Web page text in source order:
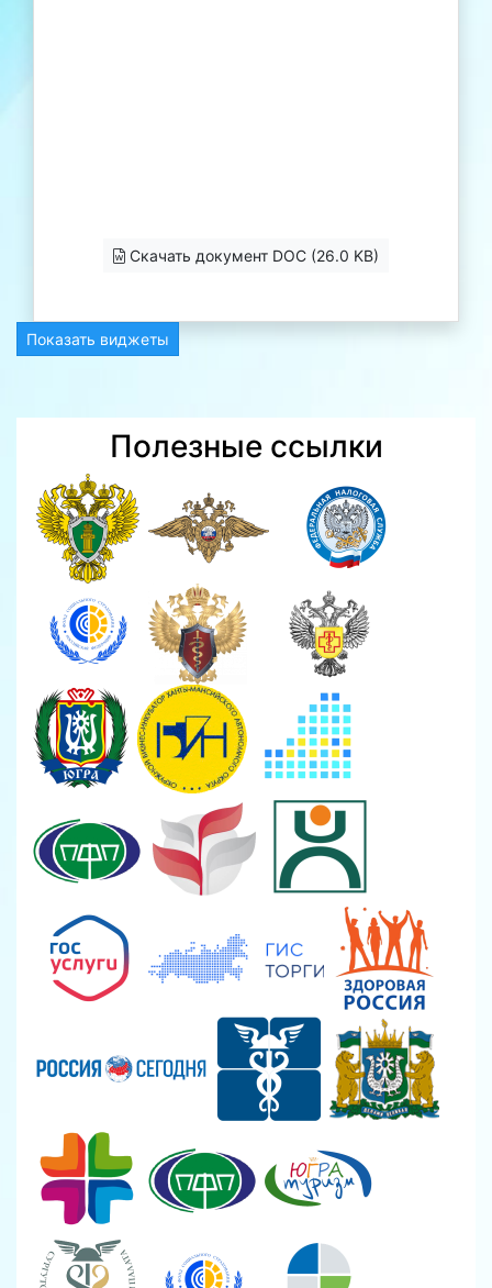
Скачать документ DOC (26.0 KB)
Показать виджеты
Полезные ссылки